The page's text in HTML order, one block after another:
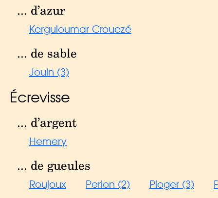
... d’azur
Kerguioumar Crouezé
... de sable
Jouin (3)
Écrevisse
... d’argent
Hemery
... de gueules
Roujoux Perion (2) Pioger (3)